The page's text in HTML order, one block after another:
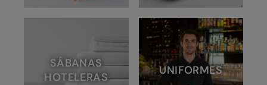
SÁBANAS
HOTELERAS
UNIFORMES